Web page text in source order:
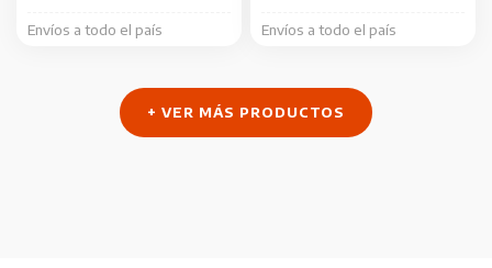
Envíos a todo el país Envíos a todo el país
+ VER MÁS PRODUCTOS